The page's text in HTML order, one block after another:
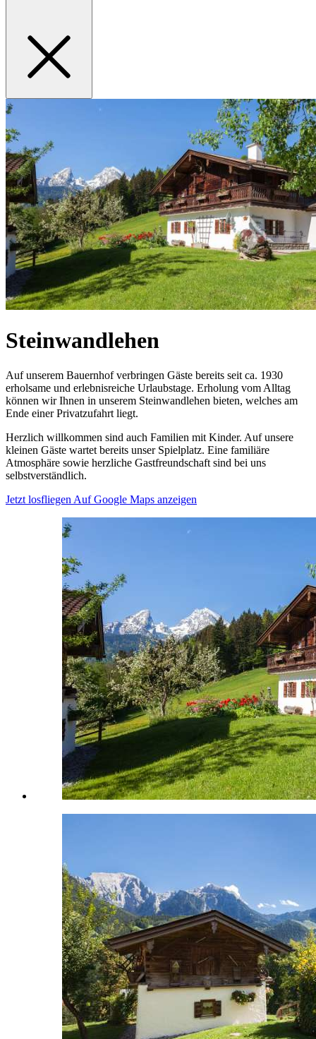
Steinwandlehen
Auf unserem Bauernhof verbringen Gäste bereits seit ca. 1930
erholsame und erlebnisreiche Urlaubstage. Erholung vom Alltag
können wir Ihnen in unserem Steinwandlehen bieten, welches am
Ende einer Privatzufahrt liegt.
Herzlich willkommen sind auch Familien mit Kinder. Auf unsere
kleinen Gäste wartet bereits unser Spielplatz. Eine familiäre
Atmosphäre sowie herzliche Gastfreundschaft sind bei uns
selbstverständlich.
Jetzt losfliegen Auf Google Maps anzeigen